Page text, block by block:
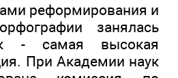
реформирования и
занялась
- самая высокая
При Академии наук